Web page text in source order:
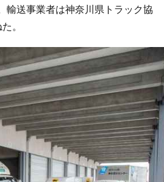
輸送事業者は神奈川県トラック協
。